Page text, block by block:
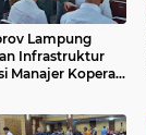
Lampung
Infrastruktur
Manajer Koperasi